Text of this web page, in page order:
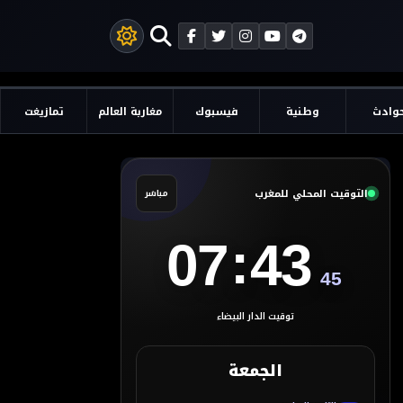
وطنية فيسبوك مغاربة العالم تمازيغت
التوقيت المحلي للمغرب مباشر
07:43 46
توقيت الدار البيضاء
الجمعة